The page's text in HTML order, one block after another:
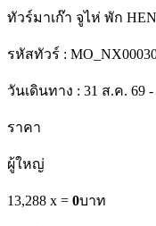
ทัวร์มาเก๊า จูไห่ พัก
รหัสทัวร์ :
วันเดินทาง : 31 ส.ค. 69
ราคา
ผู้ใหญ่
13,288 x = 0บาท